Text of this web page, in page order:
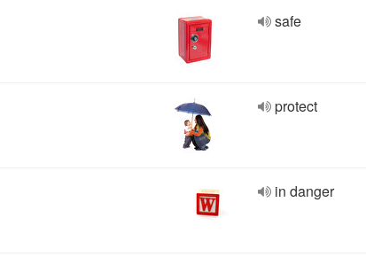
safe
protect
in danger